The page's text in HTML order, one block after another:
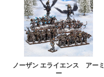
ノーザン エライエンス アーミ
ー